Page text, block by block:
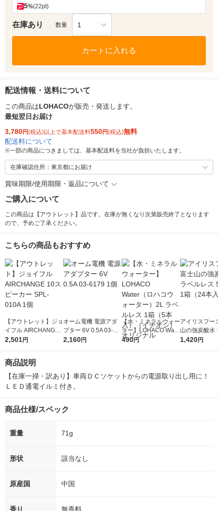
5%(22pt)
在庫あり 数量 1
カートに入れる
配送情報・送料について
この商品はLOHACOが販売・発送します。
最短翌日お届け
3,780円(税込)以上で基本配送料550円(税込)無料
配送料について
※一部の商品につきましては、基本配送料を当社が負担いたします。
在庫確認住所：東京都にお届け
賞味期限/使用期限・返品について
ご購入について
この商品は【アウトレット】品です。在庫が無くなり次第販売終了となります
ので、予めご了承ください。
こちらの商品もおすすめ
【アウトレット】ジョ
イフル AIRCHANGE 1
0スピーカー SPL-010
2,501円
オーム電機 電源アダ
プター 6V 0.5A 03-61
79 1個
2,160円
【水・ミネラルウォー
ター】LOHACO Wate
r（ロハコウォータ
490円
アイリスフー
山の強炭酸水
レス 500ml 1
1,420円
商品説明
【在庫一掃・訳あり】車両ＤＣソケットからの電源取り出し用に！
ＬＥＤ通電イルミ付き。
商品仕様/スペック
重量 71g
形状 該当なし
原産国 中国
香り 無香料